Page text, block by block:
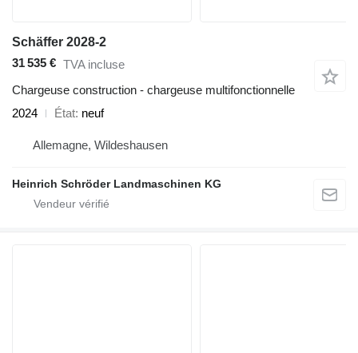
Schäffer 2028-2
31 535 € TVA incluse
Chargeuse construction - chargeuse multifonctionnelle
2024
État neuf
Allemagne, Wildeshausen
Heinrich Schröder Landmaschinen KG